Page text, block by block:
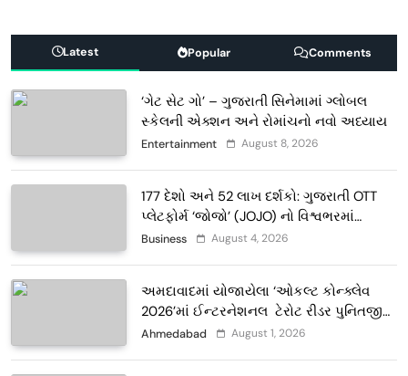
Latest Popular Comments
‘ગેટ સેટ ગો’ – ગુજરાતી સિનેમામાં ગ્લોબલ
સ્કેલની એક્શન અને રોમાંચનો નવો અધ્યાય
Entertainment August 8, 2026
177 દેશો અને 52 લાખ દર્શકો: ગુજરાતી OTT
પ્લેટફોર્મ ‘જોજો’ (JOJO) નો વિશ્વભરમાં
દબદબો
Business August 4, 2026
અમદાવાદમાં યોજાયેલા ‘ઓકલ્ટ કોન્ક્લેવ
2026’માં ઈન્ટરનેશનલ ટેરોટ રીડર પુનિતજી
લુલ્લા એ ટેરોટ કાર્ડ રીડિંગ અંગે માહિતી આપી
Ahmedabad August 1, 2026